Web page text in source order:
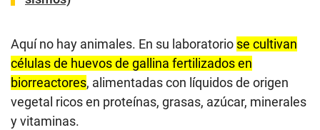
Aquí no hay animales. En su laboratorio se cultivan
células de huevos de gallina fertilizados en
biorreactores, alimentadas con líquidos de origen
vegetal ricos en proteínas, grasas, azúcar, minerales
y vitaminas.